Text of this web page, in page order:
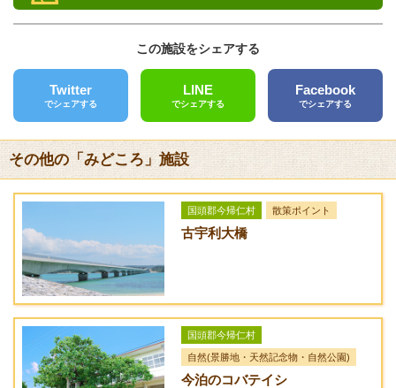
FAX
バリアフリー
送迎サービス
アクセス方法
沖縄自動車道・許田インターから58号線へ入り、辺戸岬方面へ
北上。伊差川（西）交差点を左折し、県道71号線に入る。呉我
の三叉路を左折して国道505号線に入り、海沿いを今帰仁方面
へ。天底の三叉路をワルミ大橋方面へ右折し、県道248号線に
入る。500m程先を左折して上運天へ向かう。県道72号線に出
たら右折して直進すると突き当たりに運天港ターミナルがあ
バーベキュー
この施設をシェアする
Twitter
でシェアする
LINE
でシェアする
Facebook
でシェアする
その他の「みどころ」施設
国頭郡今帰仁村 散策ポイント
古宇利大橋
国頭郡今帰仁村
自然(景勝地・天然記念物・自然公園)
今泊のコバテイシ